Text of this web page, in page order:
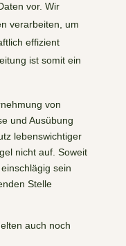
vor. Wir
verarbeiten, um
effizient
ist somit ein
von
und Ausübung
lebenswichtiger
nicht auf. Soweit
sein
Stelle
auch noch